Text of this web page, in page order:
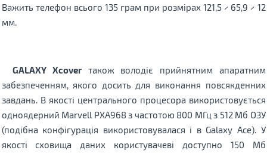
Важить телефон всього 135 грам при розмірах 121,5 × 65,9 × 12
мм.
GALAXY Xcoverтакож володіє прийнятним апаратним
забезпеченням, якого досить для виконання повсякденних
завдань. В якості центрального процесора використовується
одноядерний Marvell PXA968 з частотою 800 МГц з 512 Мб ОЗУ
(подібна конфігурація використовувалася і в Galaxy Ace). У
якості сховища даних користувачеві доступно 150 Мб